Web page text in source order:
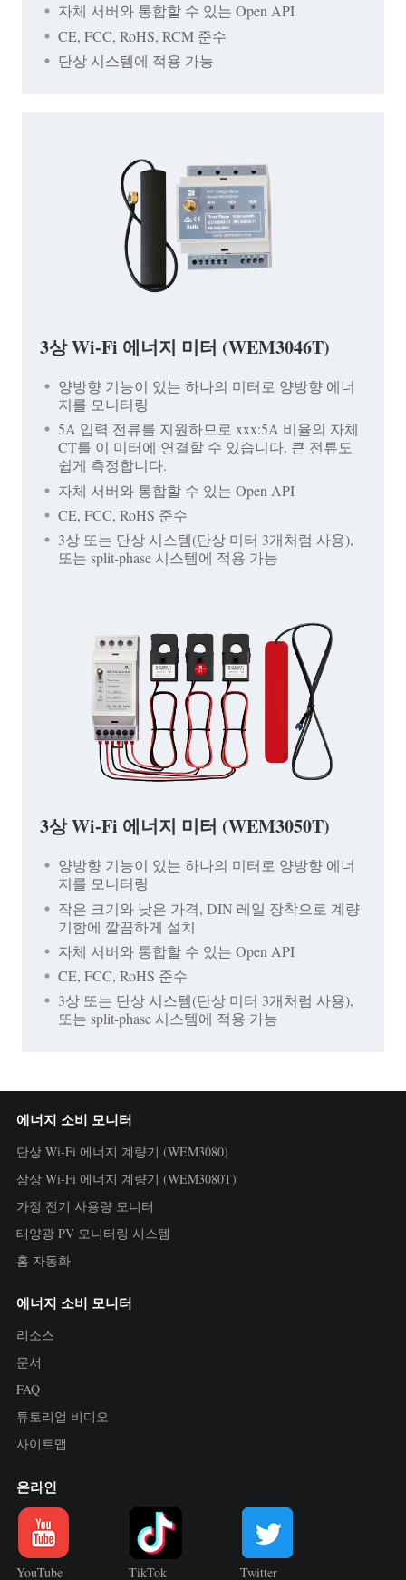
자체 서버와 통합할 수 있는 Open API
CE, FCC, RoHS, RCM 준수
단상 시스템에 적용 가능
3상 Wi-Fi 에너지 미터 (WEM3046T)
양방향 기능이 있는 하나의 미터로 양방향 에너
지를 모니터링
5A 입력 전류를 지원하므로 xxx:5A 비율의 자체
CT를 이 미터에 연결할 수 있습니다. 큰 전류도
쉽게 측정합니다.
자체 서버와 통합할 수 있는 Open API
CE, FCC, RoHS 준수
3상 또는 단상 시스템(단상 미터 3개처럼 사용),
또는 split-phase 시스템에 적용 가능
3상 Wi-Fi 에너지 미터 (WEM3050T)
양방향 기능이 있는 하나의 미터로 양방향 에너
지를 모니터링
작은 크기와 낮은 가격, DIN 레일 장착으로 계량
기함에 깔끔하게 설치
자체 서버와 통합할 수 있는 Open API
CE, FCC, RoHS 준수
3상 또는 단상 시스템(단상 미터 3개처럼 사용),
또는 split-phase 시스템에 적용 가능
에너지 소비 모니터
단상 Wi-Fi 에너지 계량기 (WEM3080)
삼상 Wi-Fi 에너지 계량기 (WEM3080T)
가정 전기 사용량 모니터
태양광 PV 모니터링 시스템
홈 자동화
에너지 소비 모니터
리소스
문서
FAQ
튜토리얼 비디오
사이트맵
온라인
YouTube TikTok Twitter